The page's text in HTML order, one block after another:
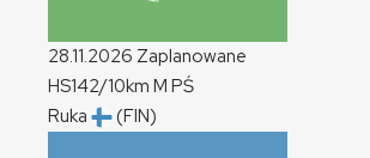
28.11.2026 Zaplanowane
HS142/10km M PŚ
Ruka
(FIN)